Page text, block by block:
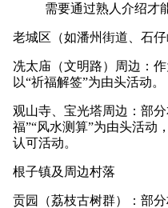
需要通过熟人介绍才
老城区（如潘州街道、石仔
冼太庙（文明路）周边：
以“祈福解签”为由头活动。
观山寺、宝光塔周边：部
福”“风水测算”为由头活动
认可活动。
根子镇及周边村落
贡园（荔枝古树群）：部